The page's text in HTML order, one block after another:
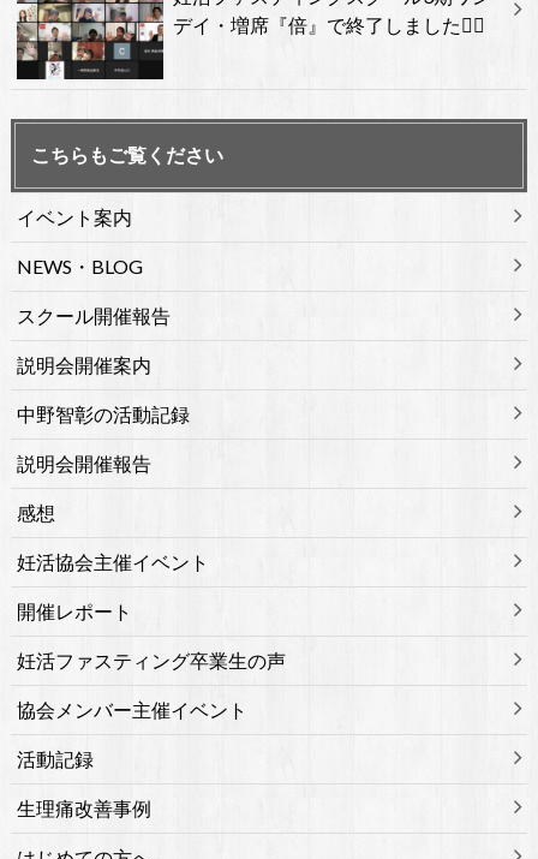
デイ・増席『倍』で終了しました🙇‍♂️
こちらもご覧ください
イベント案内
NEWS・BLOG
スクール開催報告
説明会開催案内
中野智彰の活動記録
説明会開催報告
感想
妊活協会主催イベント
開催レポート
妊活ファスティング卒業生の声
協会メンバー主催イベント
活動記録
生理痛改善事例